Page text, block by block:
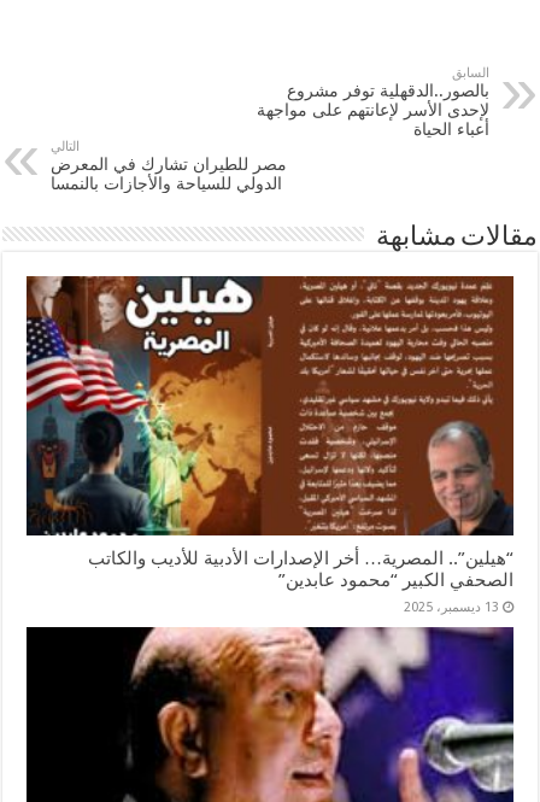
السابق
بالصور..الدقهلية توفر مشروع
لإحدى الأسر لإعانتهم على مواجهة
أعباء الحياة
التالي
مصر للطيران تشارك في المعرض
الدولي للسياحة والأجازات بالنمسا
مقالات مشابهة
“هيلين”.. المصرية… أخر الإصدارات الأدبية للأديب والكاتب
الصحفي الكبير “محمود عابدين”
13 ديسمبر، 2025